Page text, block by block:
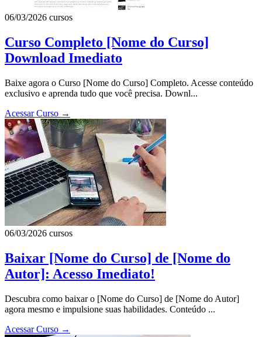
06/03/2026 cursos
Curso Completo [Nome do Curso]
Download Imediato
Baixe agora o Curso [Nome do Curso] Completo. Acesse conteúdo
exclusivo e aprenda tudo que você precisa. Downl...
Acessar Curso →
06/03/2026 cursos
Baixar [Nome do Curso] de [Nome do
Autor]: Acesso Imediato!
Descubra como baixar o [Nome do Curso] de [Nome do Autor]
agora mesmo e impulsione suas habilidades. Conteúdo ...
Acessar Curso →